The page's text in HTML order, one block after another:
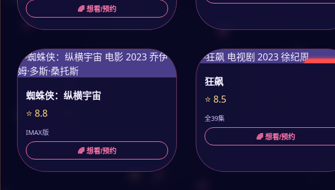
🌈 想看/预约
蜘蛛侠：纵横宇宙
⭐ 8.8
IMAX版
🌈 想看/预约
狂飙
⭐ 8.5
全39集
🌈 想看/预约